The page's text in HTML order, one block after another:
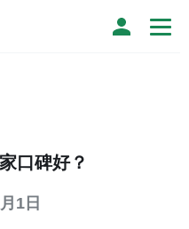
口碑好？
1日